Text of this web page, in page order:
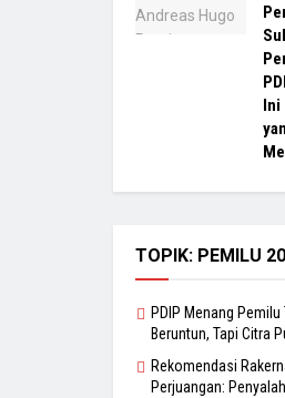
Ini
TOPIK: PEMILU
PDIP Menang Pemilu
Beruntun, Tapi Citra
Rekomendasi
Perjuangan: